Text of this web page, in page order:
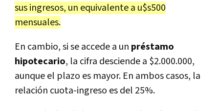
sus ingresos, un equivalente a u$s500
mensuales.
En cambio, si se accede a un préstamo
hipotecario, la cifra desciende a $2.000.000,
aunque el plazo es mayor. En ambos casos, la
relación cuota-ingreso es del 25%.